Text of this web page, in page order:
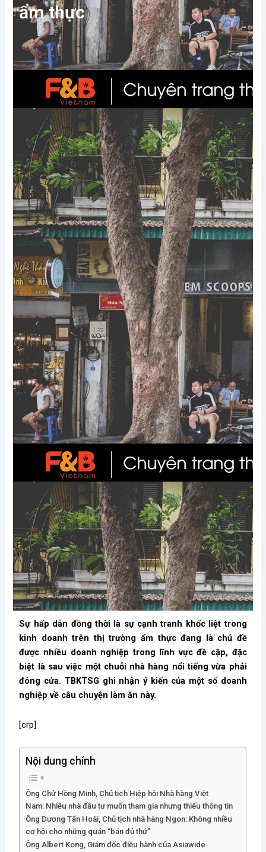
ẩm thực
Sự hấp dẫn đồng thời là sự cạnh tranh khốc liệt trong
kinh doanh trên thị trường ẩm thực đang là chủ đề
được nhiều doanh nghiệp trong lĩnh vực đề cập, đặc
biệt là sau việc một chuỗi nhà hàng nổi tiếng vừa phải
đóng cửa. TBKTSG ghi nhận ý kiến của một số doanh
nghiệp về câu chuyện làm ăn này.
[crp]
Nội dung chính
Ông Chử Hồng Minh, Chủ tịch Hiệp hội Nhà hàng Việt
Nam: Nhiều nhà đầu tư muốn tham gia nhưng thiếu thông tin
Ông Dương Tấn Hoài, Chủ tịch nhà hàng Ngon: Không nhiều
cơ hội cho những quán “bán đủ thứ”
Ông Albert Kong, Giám đốc điều hành của Asiawide